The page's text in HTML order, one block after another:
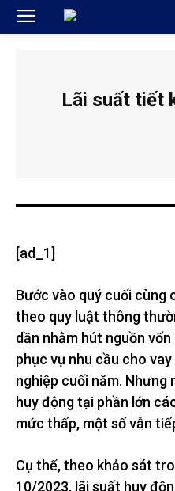
Lãi suất tiết
[ad_1]
Bước vào quý cuối cùng
theo quy luật thông
dần nhằm hút nguồn
phục vụ nhu cầu cho
nghiệp cuối năm. Nhưng
huy động tại phần lớn
mức thấp, một số vẫn
Cụ thể, theo khảo sát
10/2023, lãi suất huy